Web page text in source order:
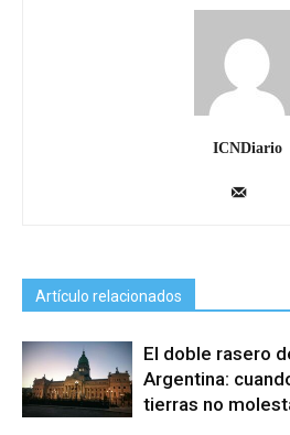
ICNDiario
Artículo relacionados
El doble rasero
Argentina:
tierras no